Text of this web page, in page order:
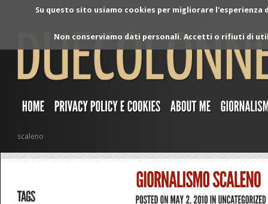
Su questo sito usiamo cookies per migliorare
Non conserviamo dati personali. Accetti o rifiuti di
scaleno